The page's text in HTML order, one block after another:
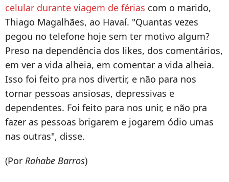
celular durante viagem de férias com o marido,
Thiago Magalhães, ao Havaí. "Quantas vezes
pegou no telefone hoje sem ter motivo algum?
Preso na dependência dos likes, dos comentários,
em ver a vida alheia, em comentar a vida alheia.
Isso foi feito pra nos divertir, e não para nos
tornar pessoas ansiosas, depressivas e
dependentes. Foi feito para nos unir, e não pra
fazer as pessoas brigarem e jogarem ódio umas
nas outras", disse.
(Por Rahabe Barros)